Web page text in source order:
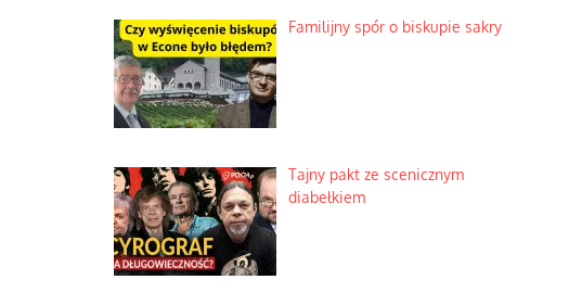
Familijny spór o biskupie sakry
Tajny pakt ze scenicznym
diabełkiem